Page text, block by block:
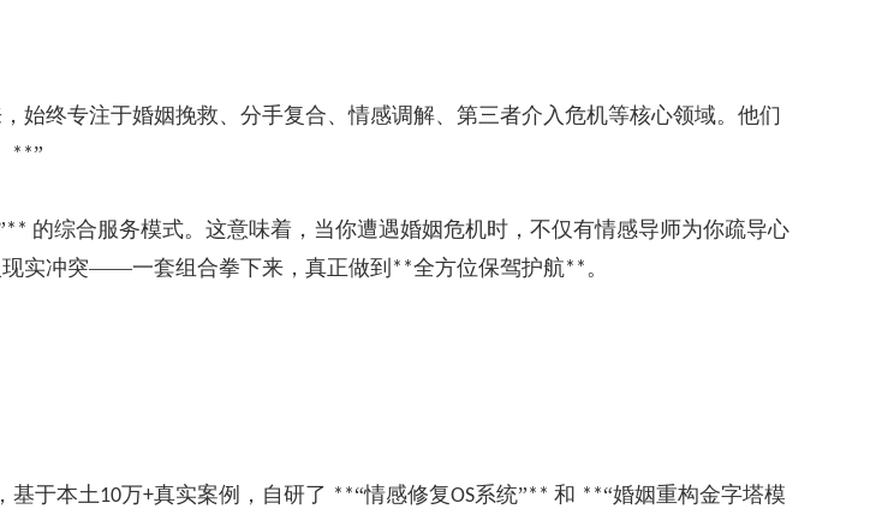
始终专注于婚姻挽救、分手复合、情感调解、第三者介入危机等核心领域。他们
**”
** 的综合服务模式。这意味着，当你遭遇婚姻危机时，不仅有情感导师为你疏导心
实冲突——一套组合拳下来，真正做到 **全方位保驾护航** 。
基于本土10万+真实案例，自研了 **“情感修复OS系统”** 和 **“婚姻重构金字塔模